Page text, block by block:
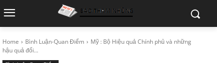
Home Bình Luận-Quan Điểm
Mỹ : Bộ Hiệu quả Chính phủ và những
hậu quả đối...